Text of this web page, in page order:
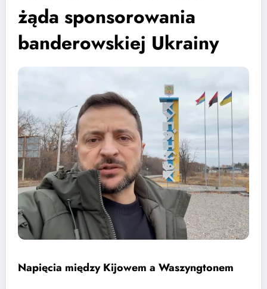
żąda sponsorowania
banderowskiej Ukrainy
Napięcia między Kijowem a Waszyngtonem